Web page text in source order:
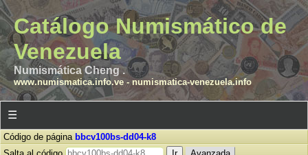
Catálogo Numismático de
Venezuela
Numismática Cheng .
www.numismatica.info.ve- numismatica-venezuela.info
☰
Código de página bbcv100bs-dd04-k8